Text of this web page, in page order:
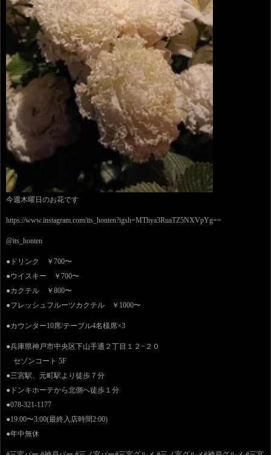
今週木曜日のお花です
https://www.instagram.com/its_honten?igsh=MThya3RuaTZ5NXVpYg==
@its_honten
●ドリンク ￥700〜
●ウイスキー ￥700〜
●カクテル ￥800〜
●フレッシュフルーツカクテル ￥1000〜
●カウンター10席/テーブル4名様席×3
●兵庫県神戸市中央区下山手通２丁目１２−２０
セゾンコート 5F
●三宮駅、元町駅より徒歩７分
●ドンキホーテから北側へ徒歩１分
●078-321-1177
●19:00〜3:00(最終入店時間2:00)
●年中無休